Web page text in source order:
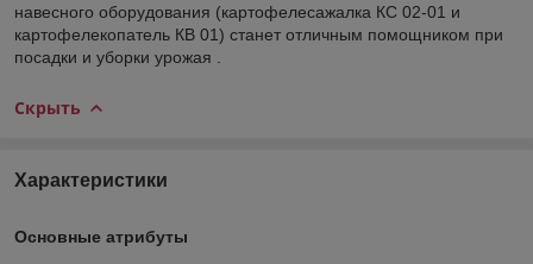
навесного оборудования (картофелесажалка КС 02-01 и
картофелекопатель КВ 01) станет отличным помощником при
посадки и уборки урожая .
Скрыть
Характеристики
Основные атрибуты